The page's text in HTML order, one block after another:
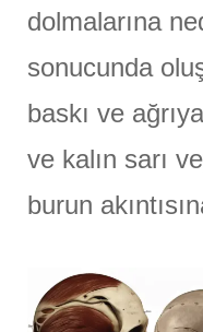
dolmalarına
sonucunda
baskı ve
ve kalın sarı
burun